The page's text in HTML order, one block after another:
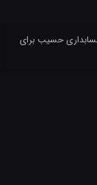
حسیب برای